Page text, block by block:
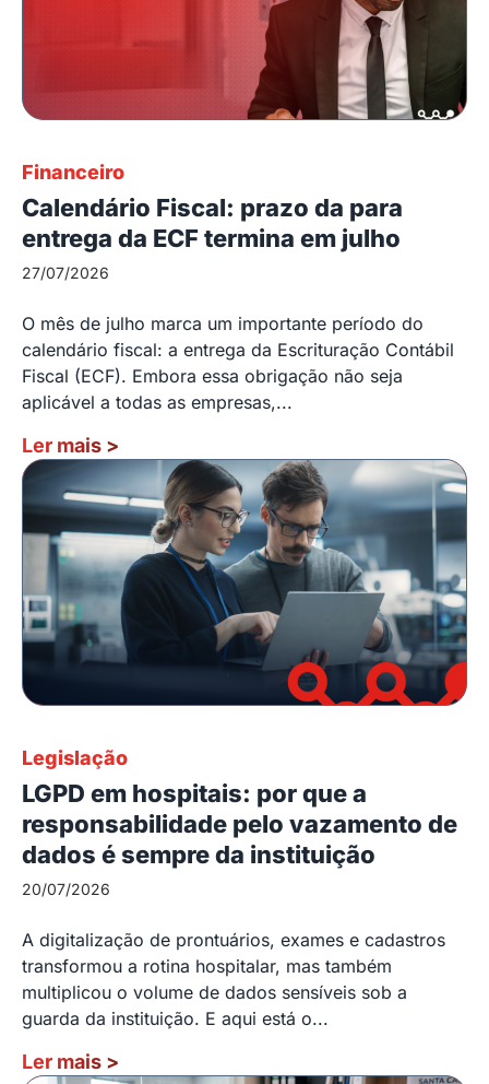
Financeiro
Calendário Fiscal: prazo da para
entrega da ECF termina em julho
27/07/2026
O mês de julho marca um importante período do
calendário fiscal: a entrega da Escrituração Contábil
Fiscal (ECF). Embora essa obrigação não seja
aplicável a todas as empresas,...
Ler mais >
Legislação
LGPD em hospitais: por que a
responsabilidade pelo vazamento de
dados é sempre da instituição
20/07/2026
A digitalização de prontuários, exames e cadastros
transformou a rotina hospitalar, mas também
multiplicou o volume de dados sensíveis sob a
guarda da instituição. E aqui está o...
Ler mais >